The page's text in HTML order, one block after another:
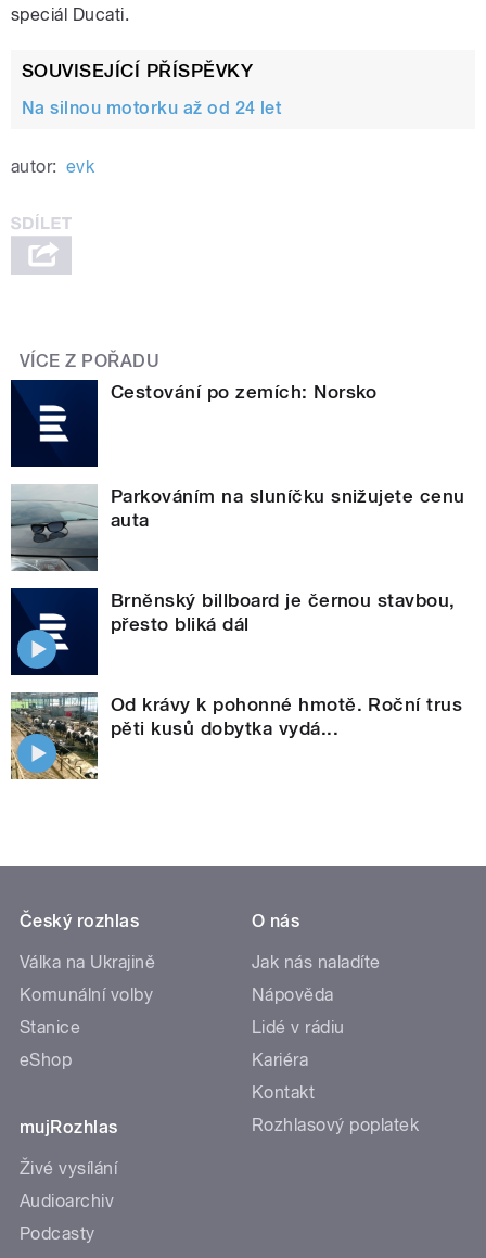
speciál Ducati.
SOUVISEJÍCÍ PŘÍSPĚVKY
Na silnou motorku až od 24 let
autor: evk
VÍCE Z POŘADU
Cestování po zemích: Norsko
Parkováním na sluníčku snižujete cenu
auta
Brněnský billboard je černou stavbou,
přesto bliká dál
Od krávy k pohonné hmotě. Roční trus
pěti kusů dobytka vydá...
Český rozhlas
Válka na Ukrajině
Komunální volby
Stanice
eShop
mujRozhlas
Živé vysílání
Audioarchiv
Podcasty
O nás
Jak nás naladíte
Nápověda
Lidé v rádiu
Kariéra
Kontakt
Rozhlasový poplatek